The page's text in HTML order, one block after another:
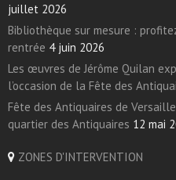
juillet 2026
Bibliothèque sur mesure :
rentrée 4 juin 2026
Les œuvres de Jérôme Quilan
l’occasion de la Fête des
Fête des Antiquaires de
quartier des Antiquaires 12 mai
ZONES D'INTERVENTION